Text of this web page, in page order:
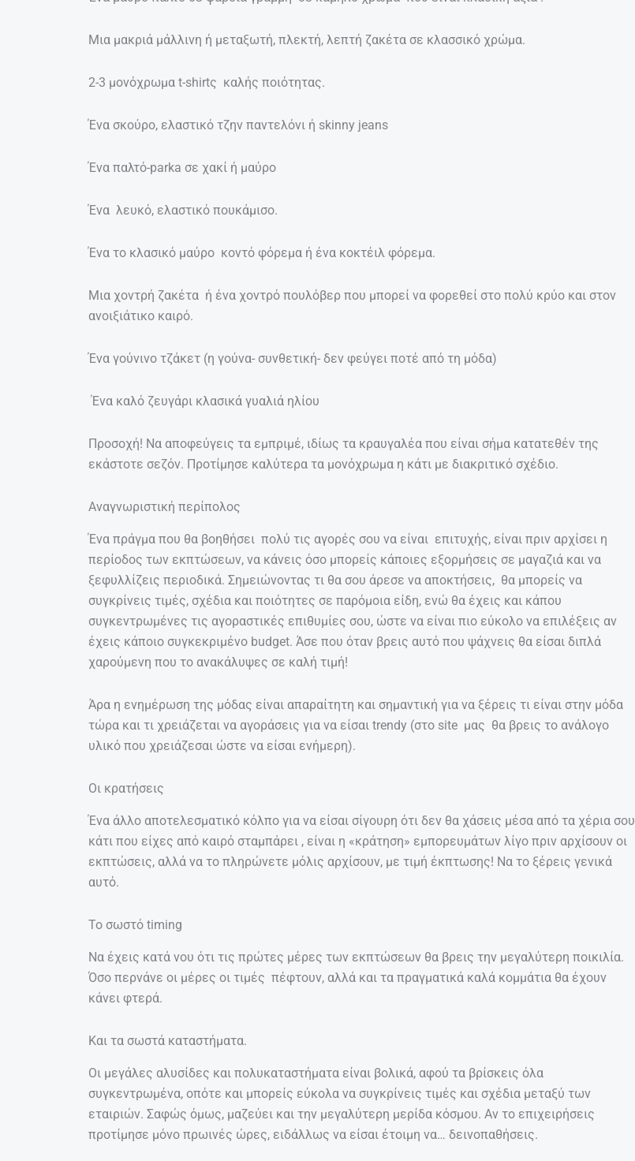
Μια μακριά μάλλινη ή μεταξωτή, πλεκτή, λεπτή ζακέτα σε κλασσικό χρώμα.
2-3 μονόχρωμα t-shirtς καλής ποιότητας.
Ένα σκούρο, ελαστικό τζην παντελόνι ή skinny jeans
Ένα παλτό-parka σε χακί ή μαύρο
Ένα λευκό, ελαστικό πουκάμισο.
Ένα το κλασικό μαύρο κοντό φόρεμα ή ένα κοκτέιλ φόρεμα.
Μια χοντρή ζακέτα ή ένα χοντρό πουλόβερ που μπορεί να φορεθεί στο πολύ κρύο και στον
ανοιξιάτικο καιρό.
Ένα γούνινο τζάκετ (η γούνα- συνθετική- δεν φεύγει ποτέ από τη μόδα)
Ένα καλό ζευγάρι κλασικά γυαλιά ηλίου
Προσοχή! Να αποφεύγεις τα εμπριμέ, ιδίως τα κραυγαλέα που είναι σήμα κατατεθέν της
εκάστοτε σεζόν. Προτίμησε καλύτερα τα μονόχρωμα η κάτι με διακριτικό σχέδιο.
Αναγνωριστική περίπολος
Ένα πράγμα που θα βοηθήσει πολύ τις αγορές σου να είναι επιτυχής, είναι πριν αρχίσει η
περίοδος των εκπτώσεων, να κάνεις όσο μπορείς κάποιες εξορμήσεις σε μαγαζιά και να
ξεφυλλίζεις περιοδικά. Σημειώνοντας τι θα σου άρεσε να αποκτήσεις, θα μπορείς να
συγκρίνεις τιμές, σχέδια και ποιότητες σε παρόμοια είδη, ενώ θα έχεις και κάπου
συγκεντρωμένες τις αγοραστικές επιθυμίες σου, ώστε να είναι πιο εύκολο να επιλέξεις αν
έχεις κάποιο συγκεκριμένο budget. Άσε που όταν βρεις αυτό που ψάχνεις θα είσαι διπλά
χαρούμενη που το ανακάλυψες σε καλή τιμή!
Άρα η ενημέρωση της μόδας είναι απαραίτητη και σημαντική για να ξέρεις τι είναι στην μόδα
τώρα και τι χρειάζεται να αγοράσεις για να είσαι trendy (στο site μας θα βρεις το ανάλογο
υλικό που χρειάζεσαι ώστε να είσαι ενήμερη).
Οι κρατήσεις
Ένα άλλο αποτελεσματικό κόλπο για να είσαι σίγουρη ότι δεν θα χάσεις μέσα από τα χέρια σου
κάτι που είχες από καιρό σταμπάρει , είναι η «κράτηση» εμπορευμάτων λίγο πριν αρχίσουν οι
εκπτώσεις, αλλά να το πληρώνετε μόλις αρχίσουν, με τιμή έκπτωσης! Να το ξέρεις γενικά
αυτό.
Το σωστό timing
Να έχεις κατά νου ότι τις πρώτες μέρες των εκπτώσεων θα βρεις την μεγαλύτερη ποικιλία.
Όσο περνάνε οι μέρες οι τιμές πέφτουν, αλλά και τα πραγματικά καλά κομμάτια θα έχουν
κάνει φτερά.
Και τα σωστά καταστήματα.
Οι μεγάλες αλυσίδες και πολυκαταστήματα είναι βολικά, αφού τα βρίσκεις όλα
συγκεντρωμένα, οπότε και μπορείς εύκολα να συγκρίνεις τιμές και σχέδια μεταξύ των
εταιριών. Σαφώς όμως, μαζεύει και την μεγαλύτερη μερίδα κόσμου. Αν το επιχειρήσεις
προτίμησε μόνο πρωινές ώρες, ειδάλλως να είσαι έτοιμη να… δεινοπαθήσεις.